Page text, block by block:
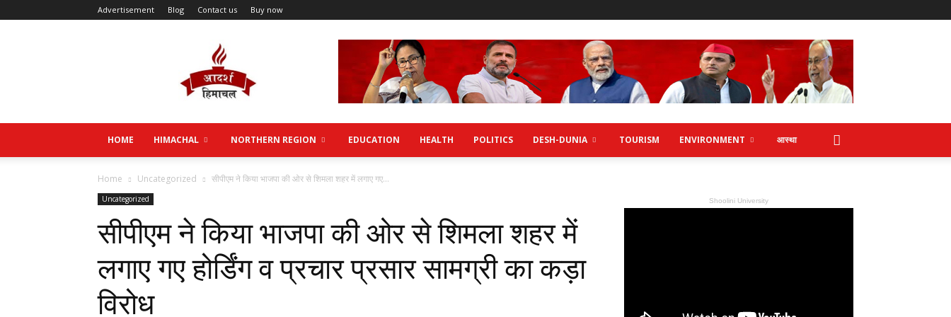
Advertisement Blog Contact us Buy now
HOME HIMACHAL NORTHERN REGION EDUCATION HEALTH POLITICS DESH-DUNIA TOURISM ENVIRONMENT आस्था
Home Uncategorized सीपीएम ने किया भाजपा की ओर से शिमला शहर में लगाए गए...
Uncategorized
सीपीएम ने किया भाजपा की ओर से शिमला शहर में
लगाए गए होर्डिंग व प्रचार प्रसार सामग्री का कड़ा
विरोध
Shoolini University